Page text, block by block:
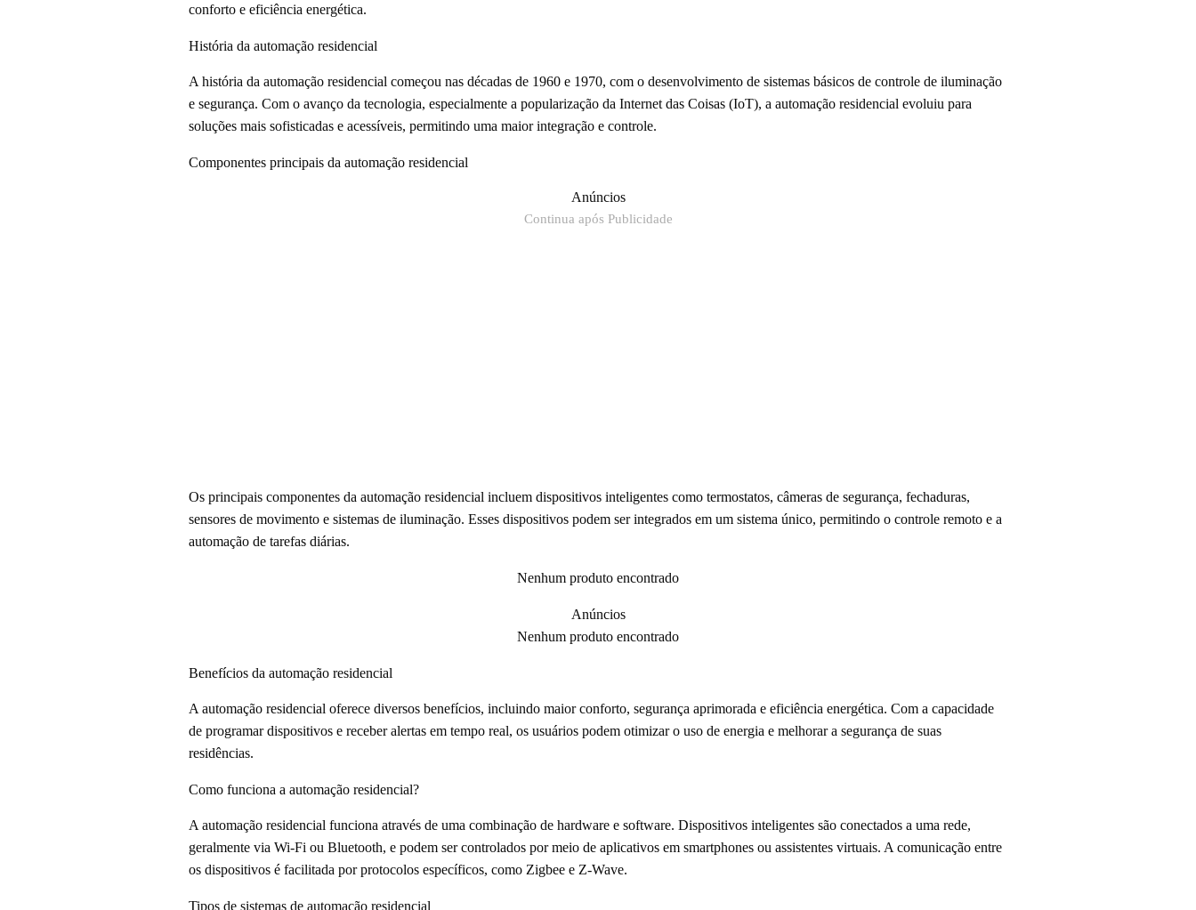
conforto e eficiência energética.
História da automação residencial
A história da automação residencial começou nas décadas de 1960 e 1970, com o desenvolvimento de sistemas básicos de controle de iluminação
e segurança. Com o avanço da tecnologia, especialmente a popularização da Internet das Coisas (IoT), a automação residencial evoluiu para
soluções mais sofisticadas e acessíveis, permitindo uma maior integração e controle.
Componentes principais da automação residencial
Anúncios
Continua após Publicidade
Os principais componentes da automação residencial incluem dispositivos inteligentes como termostatos, câmeras de segurança, fechaduras,
sensores de movimento e sistemas de iluminação. Esses dispositivos podem ser integrados em um sistema único, permitindo o controle remoto e a
automação de tarefas diárias.
Nenhum produto encontrado
Anúncios
Nenhum produto encontrado
Benefícios da automação residencial
A automação residencial oferece diversos benefícios, incluindo maior conforto, segurança aprimorada e eficiência energética. Com a capacidade
de programar dispositivos e receber alertas em tempo real, os usuários podem otimizar o uso de energia e melhorar a segurança de suas
residências.
Como funciona a automação residencial?
A automação residencial funciona através de uma combinação de hardware e software. Dispositivos inteligentes são conectados a uma rede,
geralmente via Wi-Fi ou Bluetooth, e podem ser controlados por meio de aplicativos em smartphones ou assistentes virtuais. A comunicação entre
os dispositivos é facilitada por protocolos específicos, como Zigbee e Z-Wave.
Tipos de sistemas de automação residencial